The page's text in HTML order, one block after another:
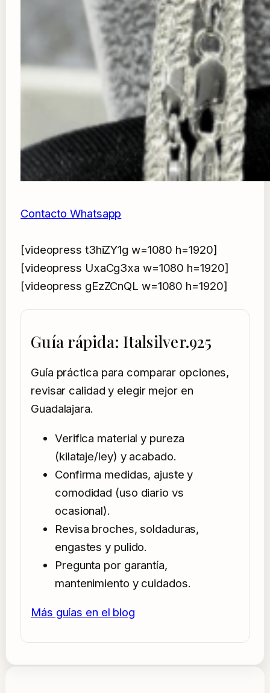
Contacto Whatsapp
[videopress t3hiZY1g w=1080 h=1920]
[videopress UxaCg3xa w=1080 h=1920]
[videopress gEzZCnQL w=1080 h=1920]
Guía rápida: Italsilver.925
Guía práctica para comparar opciones,
revisar calidad y elegir mejor en
Guadalajara.
Verifica material y pureza
(kilataje/ley) y acabado.
Confirma medidas, ajuste y
comodidad (uso diario vs
ocasional).
Revisa broches, soldaduras,
engastes y pulido.
Pregunta por garantía,
mantenimiento y cuidados.
Más guías en el blog